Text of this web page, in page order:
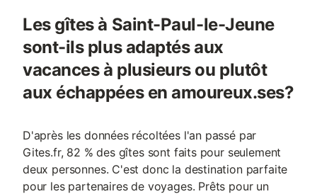
Les gîtes à Saint-Paul-le-Jeune
sont-ils plus adaptés aux
vacances à plusieurs ou plutôt
aux échappées en amoureux.ses?
D'après les données récoltées l'an passé par
Gites.fr, 82 % des gîtes sont faits pour seulement
deux personnes. C'est donc la destination parfaite
pour les partenaires de voyages. Prêts pour un